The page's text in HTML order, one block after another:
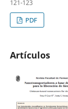
121-123
PDF
Artículos